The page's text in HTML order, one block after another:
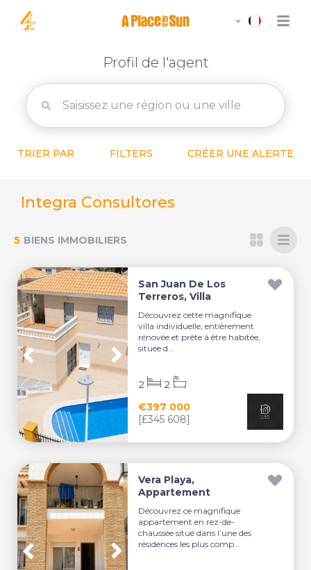
Profil de l'agent
TRIER PAR FILTERS CRÉER UNE ALERTE
Integra Consultores
5 BIENS IMMOBILIERS
San Juan De Los
Terreros, Villa
Découvrez cette magnifique
villa individuelle, entièrement
rénovée et prête à être habitée,
située d...
€397 000
[£345 608]
2 2
Vera Playa,
Appartement
Découvrez ce magnifique
appartement en rez-de-
chaussée situé dans l’une des
résidences les plus comp...